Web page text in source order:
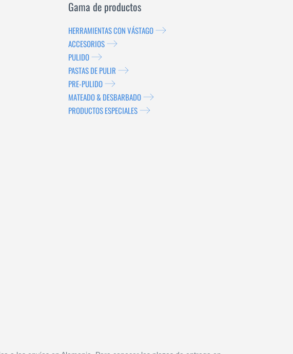
Gama de productos
HERRAMIENTAS CON VÁSTAGO
ACCESORIOS
PULIDO
PASTAS DE PULIR
PRE-PULIDO
MATEADO & DESBARBADO
PRODUCTOS ESPECIALES